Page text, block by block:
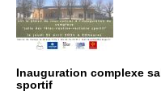
Inauguration complexe
sportif